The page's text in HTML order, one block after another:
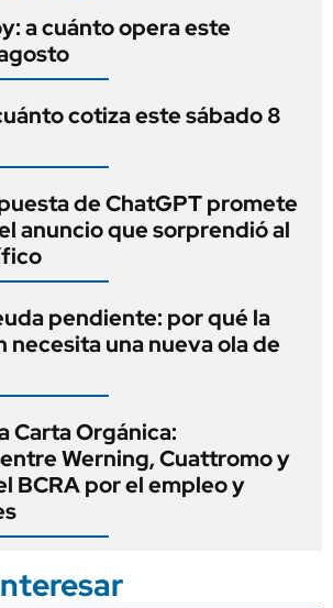
a cuánto opera este
cotiza este sábado 8
de ChatGPT promete
anuncio que sorprendió al
pendiente: por qué la
necesita una nueva ola de
Carta Orgánica:
Werning, Cuattromo y
BCRA por el empleo y